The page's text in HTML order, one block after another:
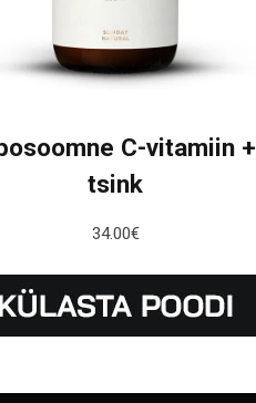
C-vitamiin +
tsink
34.00€